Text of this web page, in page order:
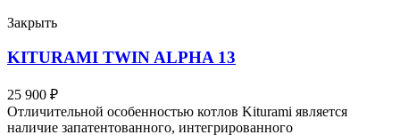
Закрыть
KITURAMI TWIN ALPHA 13
25 900 ₽
Отличительной особенностью котлов Kiturami является
наличие запатентованного, интегрированного